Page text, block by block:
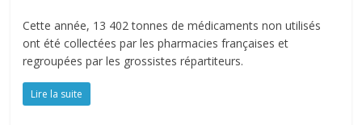
Cette année, 13 402 tonnes de médicaments non utilisés
ont été collectées par les pharmacies françaises et
regroupées par les grossistes répartiteurs.
Lire la suite